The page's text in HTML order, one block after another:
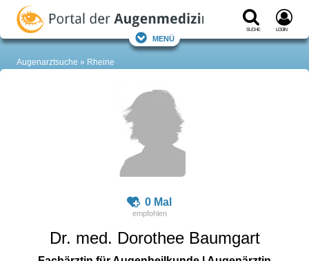
Suche Login
Menü
Augenarztsuche Rheine
0 Mal
Dr. med. Dorothee Baumgart